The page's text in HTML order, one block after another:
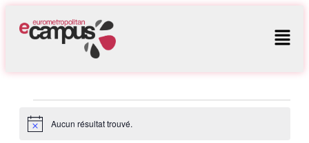
Notice Aucun résultat trouvé.